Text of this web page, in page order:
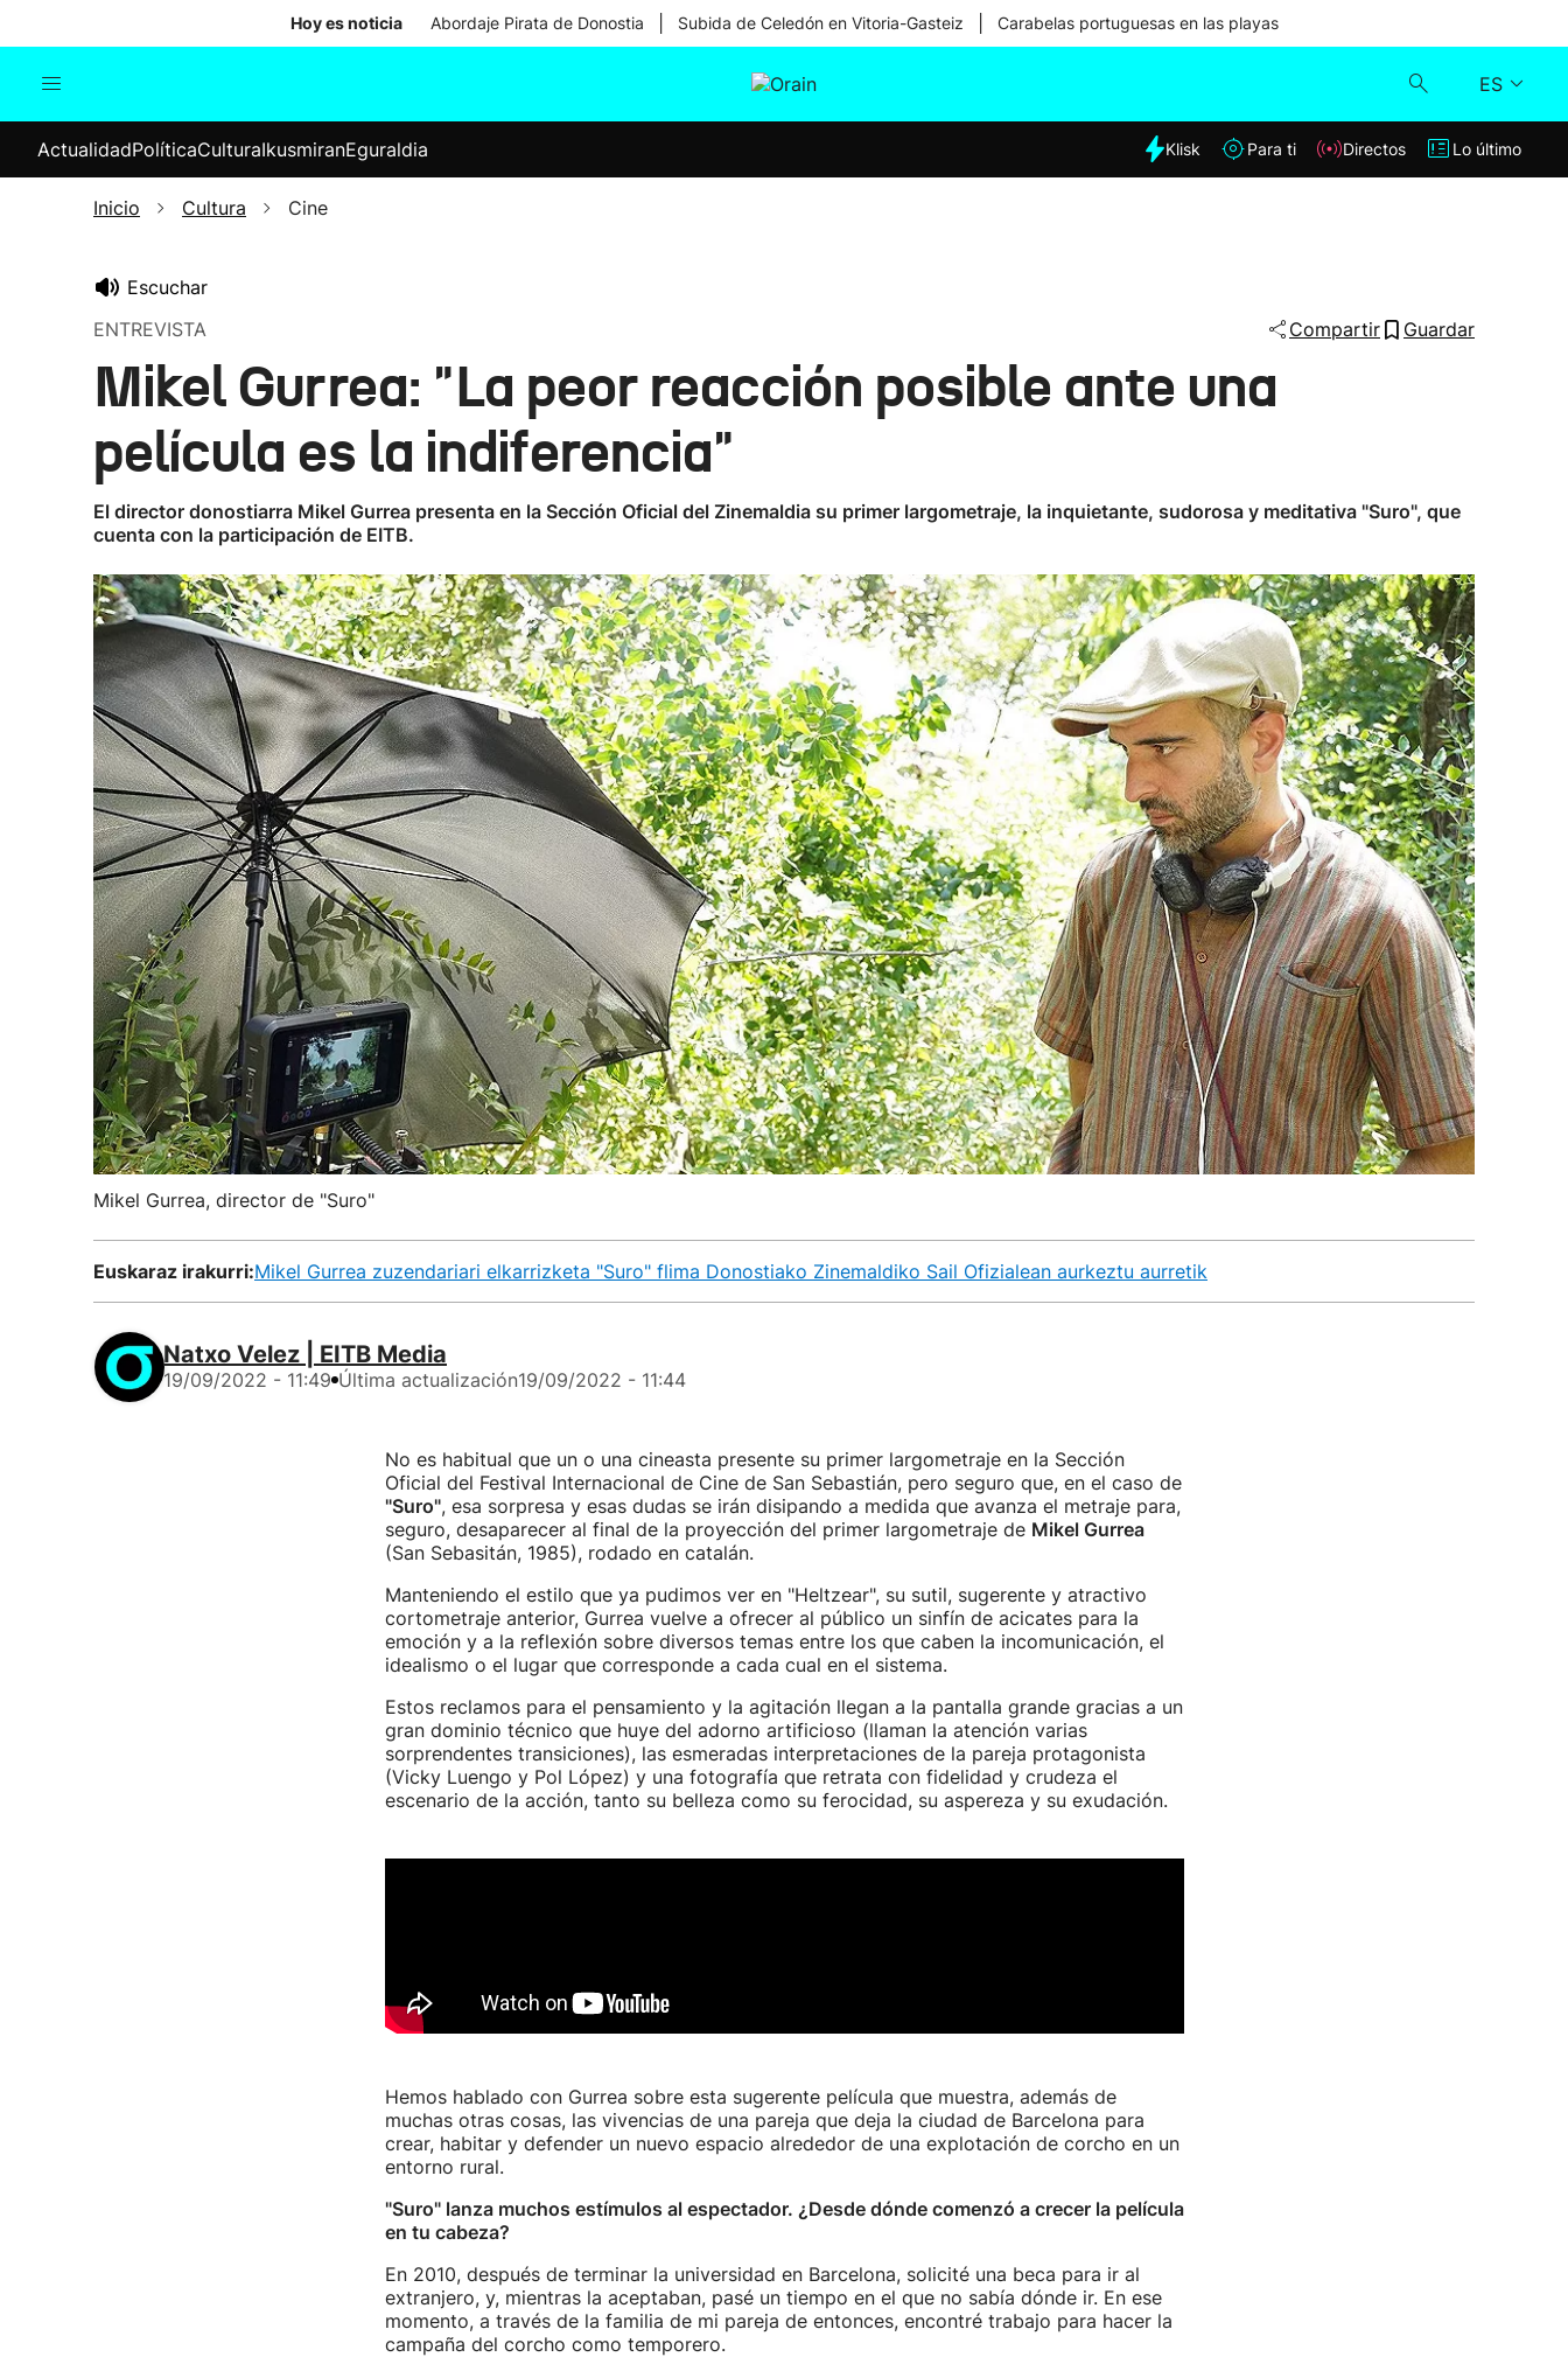
Hoy es noticia Abordaje Pirata de Donostia Subida de Celedón en Vitoria-Gasteiz Carabelas portuguesas en las playas
ES
Internacional
Elecciones
Klisk
ActualidadPolíticaCulturaIkusmiranEguraldia Klisk Para ti Directos Lo último
Inicio Cultura Cine
Escuchar
ENTREVISTA
Compartir Guardar
Mikel Gurrea: "La peor reacción posible ante una
película es la indiferencia"
El director donostiarra Mikel Gurrea presenta en la Sección Oficial del Zinemaldia su primer largometraje, la inquietante, sudorosa y meditativa "Suro", que
cuenta con la participación de EITB.
Mikel Gurrea, director de "Suro"
Euskaraz irakurri:Mikel Gurrea zuzendariari elkarrizketa "Suro" flima Donostiako Zinemaldiko Sail Ofizialean aurkeztu aurretik
Natxo Velez | EITB Media
19/09/2022 - 11:49 Última actualización19/09/2022 - 11:44
No es habitual que un o una cineasta presente su primer largometraje en la Sección
Oficial del Festival Internacional de Cine de San Sebastián, pero seguro que, en el caso de
"Suro", esa sorpresa y esas dudas se irán disipando a medida que avanza el metraje para,
seguro, desaparecer al final de la proyección del primer largometraje de Mikel Gurrea
(San Sebasitán, 1985), rodado en catalán.
Manteniendo el estilo que ya pudimos ver en "Heltzear", su sutil, sugerente y atractivo
cortometraje anterior, Gurrea vuelve a ofrecer al público un sinfín de acicates para la
emoción y a la reflexión sobre diversos temas entre los que caben la incomunicación, el
idealismo o el lugar que corresponde a cada cual en el sistema.
Estos reclamos para el pensamiento y la agitación llegan a la pantalla grande gracias a un
gran dominio técnico que huye del adorno artificioso (llaman la atención varias
sorprendentes transiciones), las esmeradas interpretaciones de la pareja protagonista
(Vicky Luengo y Pol López) y una fotografía que retrata con fidelidad y crudeza el
escenario de la acción, tanto su belleza como su ferocidad, su aspereza y su exudación.
Hemos hablado con Gurrea sobre esta sugerente película que muestra, además de
muchas otras cosas, las vivencias de una pareja que deja la ciudad de Barcelona para
crear, habitar y defender un nuevo espacio alrededor de una explotación de corcho en un
entorno rural.
"Suro" lanza muchos estímulos al espectador. ¿Desde dónde comenzó a crecer la película
en tu cabeza?
En 2010, después de terminar la universidad en Barcelona, solicité una beca para ir al
extranjero, y, mientras la aceptaban, pasé un tiempo en el que no sabía dónde ir. En ese
momento, a través de la familia de mi pareja de entonces, encontré trabajo para hacer la
campaña del corcho como temporero.